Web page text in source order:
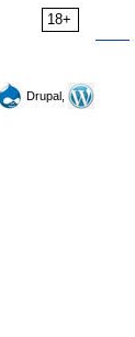
18+
Drupal,